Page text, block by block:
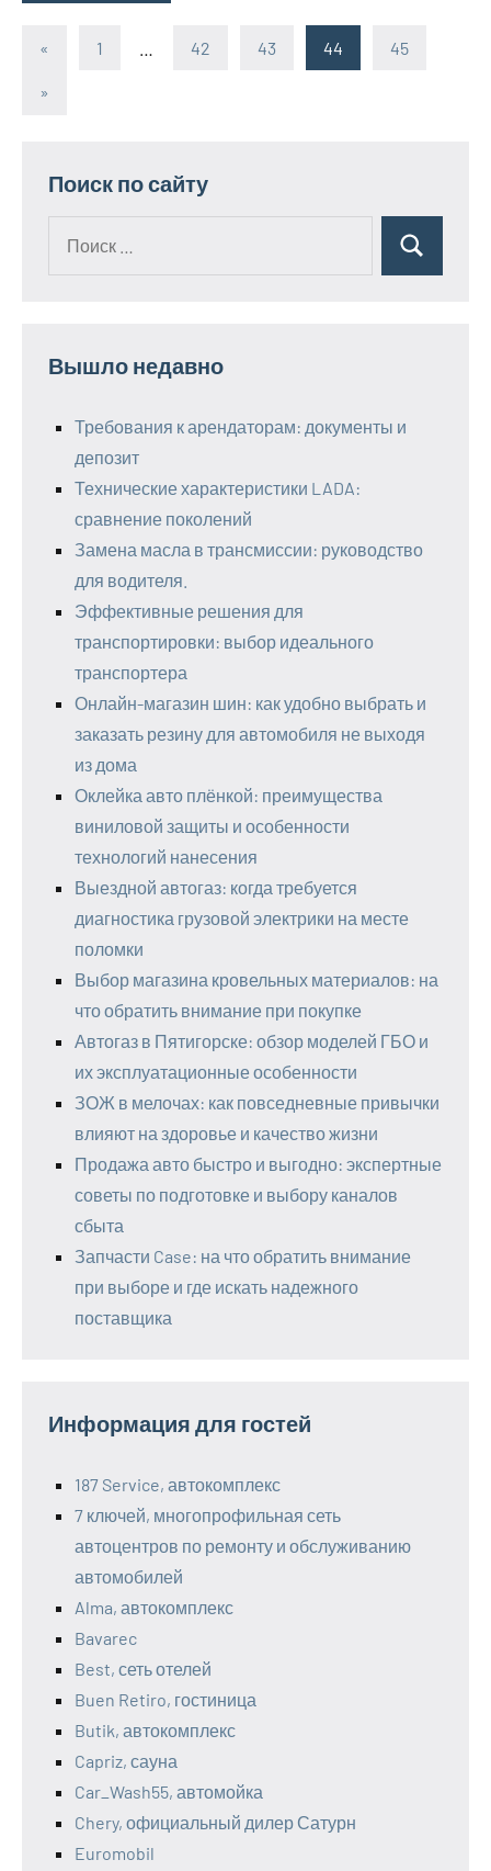
«
Предыдущие
1 42 43 44 45
Следующие
»
Поиск по сайту
Поиск
Вышло недавно
Требования к арендаторам: документы и
депозит
Технические характеристики LADA:
сравнение поколений
Замена масла в трансмиссии: руководство
для водителя.
Эффективные решения для
транспортировки: выбор идеального
транспортера
Онлайн-магазин шин: как удобно выбрать и
заказать резину для автомобиля не выходя
из дома
Оклейка авто плёнкой: преимущества
виниловой защиты и особенности
технологий нанесения
Выездной автогаз: когда требуется
диагностика грузовой электрики на месте
поломки
Выбор магазина кровельных материалов: на
что обратить внимание при покупке
Автогаз в Пятигорске: обзор моделей ГБО и
их эксплуатационные особенности
ЗОЖ в мелочах: как повседневные привычки
влияют на здоровье и качество жизни
Продажа авто быстро и выгодно: экспертные
советы по подготовке и выбору каналов
сбыта
Запчасти Case: на что обратить внимание
при выборе и где искать надежного
поставщика
Информация для гостей
187 Service, автокомплекс
7 ключей, многопрофильная сеть
автоцентров по ремонту и обслуживанию
автомобилей
Alma, автокомплекс
Bavarec
Best, сеть отелей
Buen Retiro, гостиница
Butik, автокомплекс
Capriz, сауна
Car_Wash55, автомойка
Chery, официальный дилер Сатурн
Euromobil